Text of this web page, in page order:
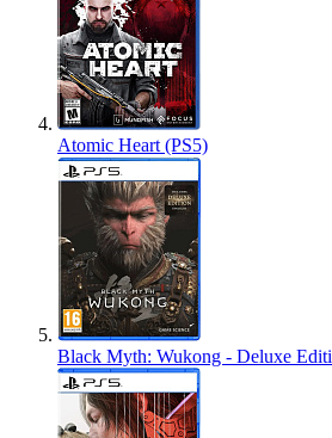
Atomic Heart (PS5)
Black Myth: Wukong - Deluxe